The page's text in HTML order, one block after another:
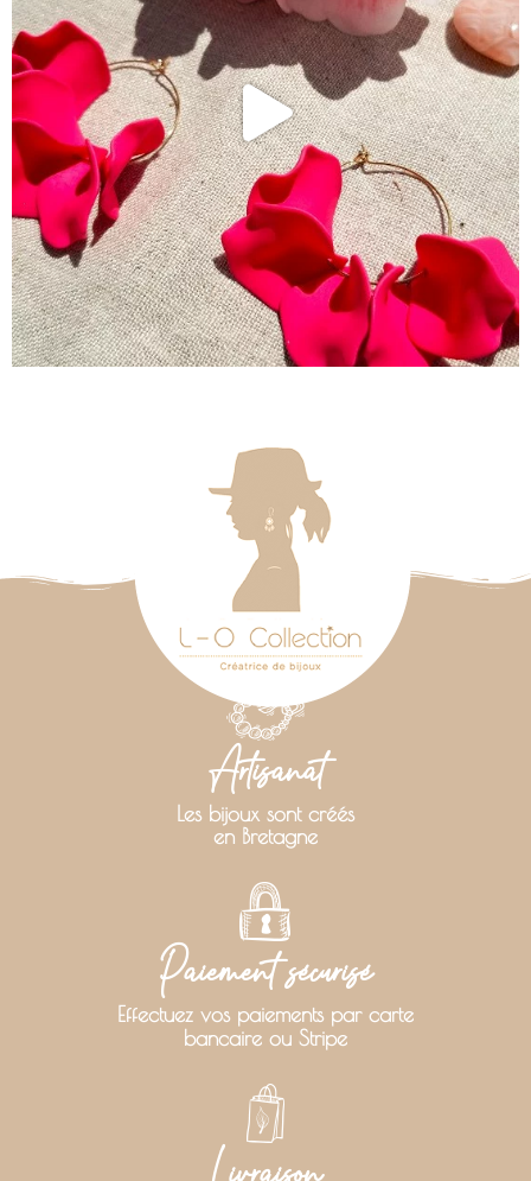
Artisanat
Les bijoux sont créés
en Bretagne
Paiement sécurisé
Effectuez vos paiements par carte
bancaire ou Stripe